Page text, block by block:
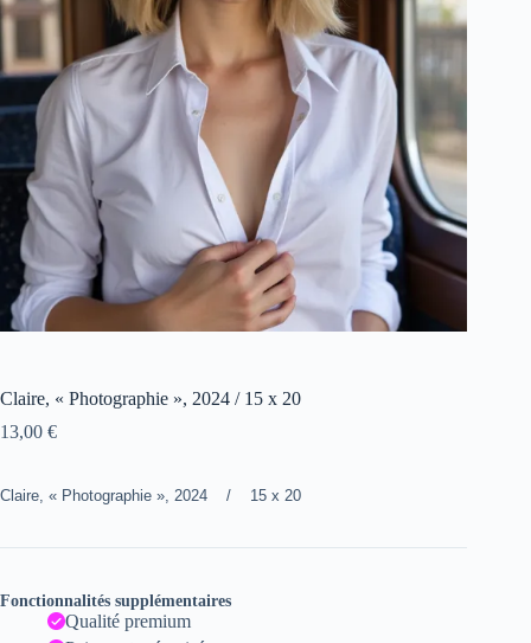
Claire, « Photographie », 2024 / 15 x 20
13,00 €
Claire, « Photographie », 2024 / 15 x 20
Fonctionnalités supplémentaires
Qualité premium